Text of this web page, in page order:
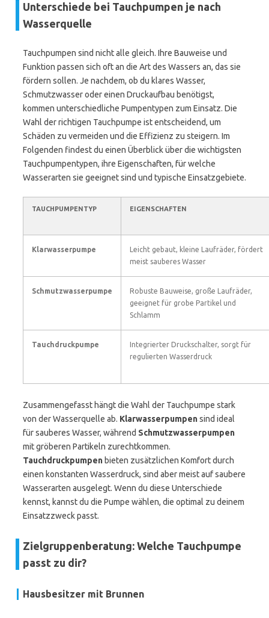
Unterschiede bei Tauchpumpen je nach
Wasserquelle
Tauchpumpen sind nicht alle gleich. Ihre Bauweise und
Funktion passen sich oft an die Art des Wassers an, das sie
fördern sollen. Je nachdem, ob du klares Wasser,
Schmutzwasser oder einen Druckaufbau benötigst,
kommen unterschiedliche Pumpentypen zum Einsatz. Die
Wahl der richtigen Tauchpumpe ist entscheidend, um
Schäden zu vermeiden und die Effizienz zu steigern. Im
Folgenden findest du einen Überblick über die wichtigsten
Tauchpumpentypen, ihre Eigenschaften, für welche
Wasserarten sie geeignet sind und typische Einsatzgebiete.
TAUCHPUMPENTYP EIGENSCHAFTEN
Klarwasserpumpe
Leicht gebaut, kleine Laufräder, fördert
meist sauberes Wasser
Schmutzwasserpumpe
Robuste Bauweise, große Laufräder,
geeignet für grobe Partikel und
Schlamm
Tauchdruckpumpe
Integrierter Druckschalter, sorgt für
regulierten Wasserdruck
Zusammengefasst hängt die Wahl der Tauchpumpe stark
von der Wasserquelle ab. Klarwasserpumpensind ideal
für sauberes Wasser, während Schmutzwasserpumpen
mit gröberen Partikeln zurechtkommen.
Tauchdruckpumpen bieten zusätzlichen Komfort durch
einen konstanten Wasserdruck, sind aber meist auf saubere
Wasserarten ausgelegt. Wenn du diese Unterschiede
kennst, kannst du die Pumpe wählen, die optimal zu deinem
Einsatzzweck passt.
Zielgruppenberatung: Welche Tauchpumpe
passt zu dir?
Hausbesitzer mit Brunnen